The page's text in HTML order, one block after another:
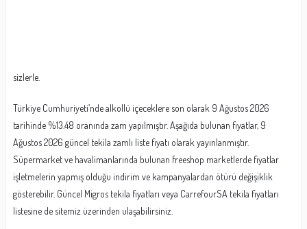
sizlerle.
Türkiye Cumhuriyeti’nde alkollü içeceklere son olarak 9 Ağustos 2026
tarihinde %13.48 oranında zam yapılmıştır. Aşağıda bulunan fiyatlar, 9
Ağustos 2026 güncel tekila zamlı liste fiyatı olarak yayınlanmıştır.
Süpermarket ve havalimanlarında bulunan freeshop marketlerde fiyatlar
işletmelerin yapmış olduğu indirim ve kampanyalardan ötürü değişiklik
gösterebilir. Güncel Migros tekila fiyatları veya CarrefourSA tekila fiyatları
listesine de sitemiz üzerinden ulaşabilirsiniz.